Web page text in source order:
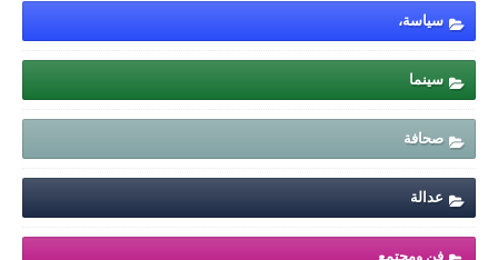
سياسة،
سينما
صحافة
عدالة
فن ومجتمع